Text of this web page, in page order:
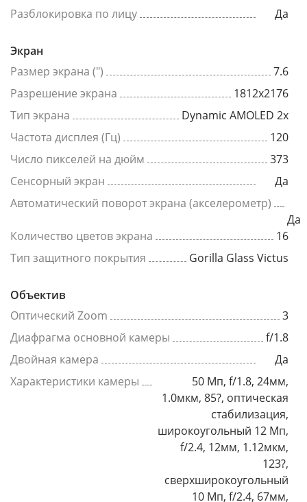
Разблокировка по лицу
Да
Экран
Размер экрана (")
7.6
Разрешение экрана
1812x2176
Тип экрана
Dynamic AMOLED 2x
Частота дисплея (Гц)
120
Число пикселей на дюйм
373
Сенсорный экран
Да
Автоматический поворот экрана (акселерометр)
Да
Количество цветов экрана
16
Тип защитного покрытия
Gorilla Glass Victus
Объектив
Оптический Zoom
3
Диафрагма основной камеры
f/1.8
Двойная камера
Да
Характеристики камеры
50 Мп, f/1.8, 24мм,
1.0мкм, 85?, оптическая
стабилизация,
широкоугольный 12 Мп,
f/2.4, 12мм, 1.12мкм,
123?,
сверхширокоугольный
10 Мп, f/2.4, 67мм,